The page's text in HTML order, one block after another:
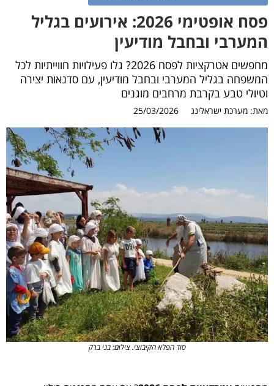
פסח אופטימי 2026: אירועים בגליל
המערבי ובחבל מודיעין
מחפשים אטרקציות לפסח 2026? גלו פעילויות חווייתיות לכל
המשפחה בגליל המערבי ובחבל מודיעין, עם סדנאות יצירה
וטיולי טבע בקרבת מרחבים מוגנים
מאת: מערכת ישראלינג 25/03/2026
סוד הפלא הקיבוצי. צילום: בני ברק